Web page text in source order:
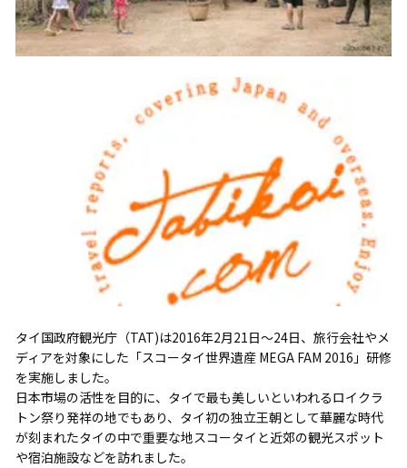
タイ国政府観光庁（TAT)は2016年2月21日～24日、旅行会社やメ
ディアを対象にした「スコータイ世界遺産 MEGA FAM 2016」研修
を実施しました。
日本市場の活性を目的に、タイで最も美しいといわれるロイクラ
トン祭り発祥の地でもあり、タイ初の独立王朝として華麗な時代
が刻まれたタイの中で重要な地スコータイと近郊の観光スポット
や宿泊施設などを訪れました。